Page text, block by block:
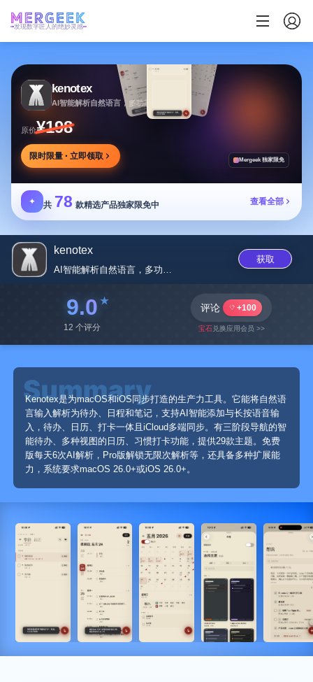
发现数字匠人的绝妙灵感
kenotex
原价¥198
限时限量 · 立即领取 Mergeek 独家限免
✦ 共 78 款精选产品独家限免中 查看全部
kenotex
AI智能解析自然语言，多功能集...
获取
9.0
12 个评分
评论 +100
宝石兑换应用会员 >>
Kenotex是为macOS和iOS同步打造的生产力工具。它能将自然语
言输入解析为待办、日程和笔记，支持AI智能添加与长按语音输
入，待办、日历、打卡一体且iCloud多端同步。有三阶段导航的智
能待办、多种视图的日历、习惯打卡功能，提供29款主题。免费
版每天6次AI解析，Pro版解锁无限次解析等，还具备多种扩展能
力，系统要求macOS 26.0+或iOS 26.0+。